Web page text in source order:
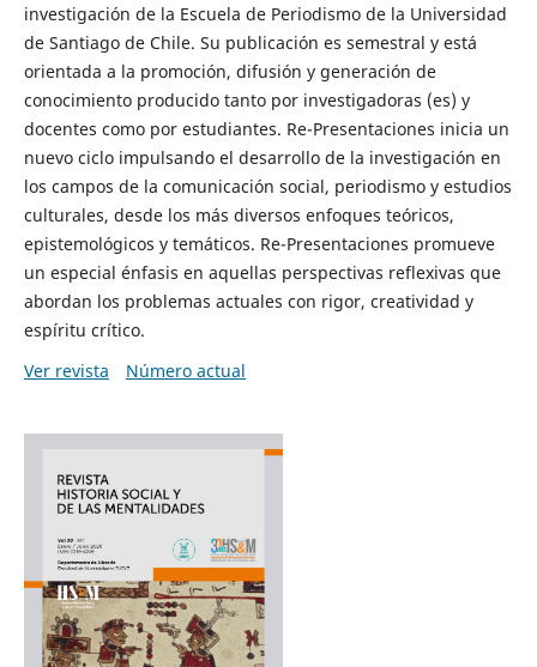
investigación de la Escuela de Periodismo de la Universidad
de Santiago de Chile. Su publicación es semestral y está
orientada a la promoción, difusión y generación de
conocimiento producido tanto por investigadoras (es) y
docentes como por estudiantes. Re-Presentaciones inicia un
nuevo ciclo impulsando el desarrollo de la investigación en
los campos de la comunicación social, periodismo y estudios
culturales, desde los más diversos enfoques teóricos,
epistemológicos y temáticos. Re-Presentaciones promueve
un especial énfasis en aquellas perspectivas reflexivas que
abordan los problemas actuales con rigor, creatividad y
espíritu crítico.
Ver revista
Número actual